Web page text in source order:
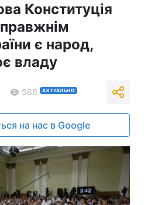
Конституція
є народ,
владу
566 АКТУАЛЬНО
на нас в Google